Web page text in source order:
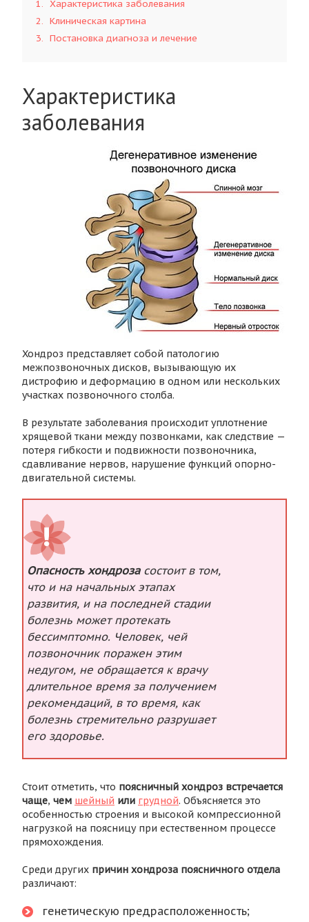
1
Характеристика заболевания
2
Клиническая картина
3
Постановка диагноза и лечение
Характеристика
заболевания
Хондроз представляет собой патологию
межпозвоночных дисков, вызывающую их
дистрофию и деформацию в одном или нескольких
участках позвоночного столба.
В результате заболевания происходит уплотнение
хрящевой ткани между позвонками, как следствие —
потеря гибкости и подвижности позвоночника,
сдавливание нервов, нарушение функций опорно-
двигательной системы.
Опасность хондрозасостоит в том,
что и на начальных этапах
развития, и на последней стадии
болезнь может протекать
бессимптомно. Человек, чей
позвоночник поражен этим
недугом, не обращается к врачу
длительное время за получением
рекомендаций, в то время, как
болезнь стремительно разрушает
его здоровье.
Стоит отметить, что поясничный хондроз встречается
чаще, чем шейный или грудной. Объясняется это
особенностью строения и высокой компрессионной
нагрузкой на поясницу при естественном процессе
прямохождения.
Среди других причин хондроза поясничного отдела
различают:
генетическую предрасположенность;